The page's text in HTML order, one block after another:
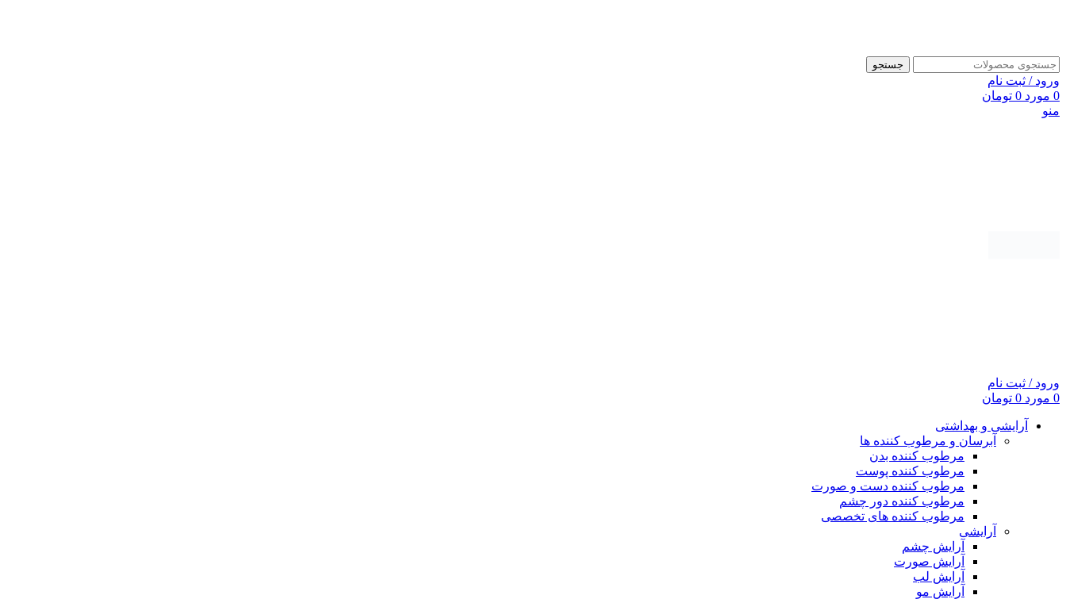
جستجو
ورود / ثبت نام
0 مورد 0 تومان
منو
ورود / ثبت نام
0 مورد 0 تومان
آرایشی و بهداشتی
آبرسان و مرطوب کننده ها
مرطوب کننده بدن
مرطوب کننده پوست
مرطوب کننده دست و صورت
مرطوب کننده دور چشم
مرطوب کننده های تخصصی
آرایشی
آرایش چشم
آرایش صورت
آرایش لب
آرایش مو